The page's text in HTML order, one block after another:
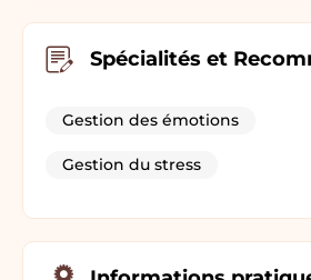
Spécialités et
Gestion des émotions
Gestion du stress